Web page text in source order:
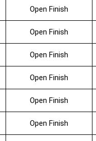
Open Finish
Open Finish
Open Finish
Open Finish
Open Finish
Open Finish